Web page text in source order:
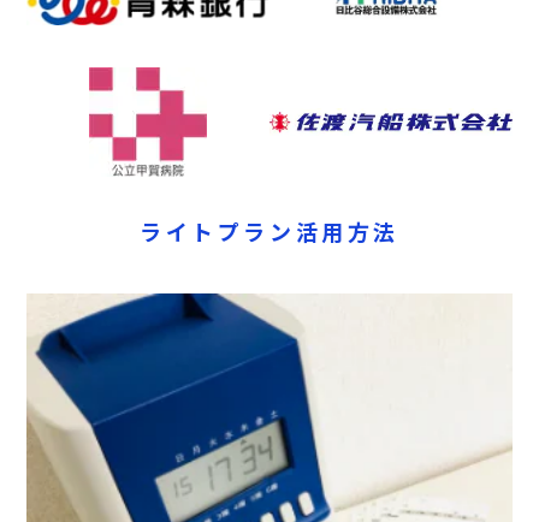
ライトプラン活用方法